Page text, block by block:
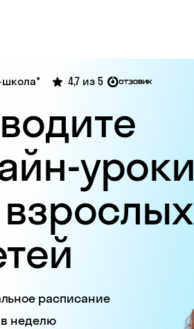
школа*
расписание
в неделю
4,7 из 5
уроки